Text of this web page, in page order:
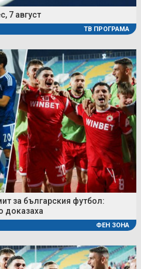
7 август
ТВ ПРОГРАМА
за българския футбол:
доказаха
ФЕН ЗОНА